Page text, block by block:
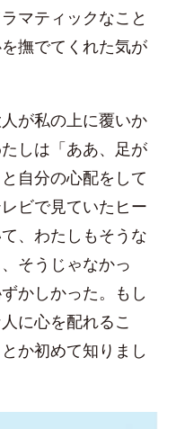
マティックなこと
撫でてくれた気が
が私の上に覆いか
しは「ああ、足が
自分の心配をして
ビで見ていたヒー
、わたしもそうな
そうじゃなかっ
かしかった。もし
に心を配れるこ
か初めて知りまし